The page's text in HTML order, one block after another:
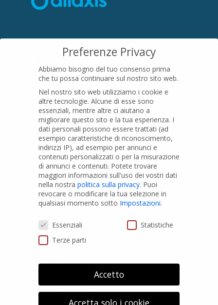
16015 Casella (GE) – Italy
01079200299
PRODOTTI
Tubi PVC
Raccordi PVC
Tubi e Raccordi in PVC-A
Pozzi Artesiani
Privacy Policy
GDPR Personal data
Preferenze Privacy
Abbiamo bisogno del tuo consenso prima
che tu possa continuare sul nostro sito web.
Nel nostro sito web utilizziamo i cookie e
altre tecnologie. Alcune di esse sono
essenziali, mentre altre ci aiutano a
migliorare questo sito e la tua esperienza. I
dati personali possono essere trattati (ad
esempio caratteristiche di riconoscimento,
indirizzi IP), ad esempio per annunci e
contenuti personalizzati o per la misurazione
di annunci e contenuti. Potete trovare
maggiori informazioni sull'uso dei vostri dati
nella nostra politica sulla privacy. Puoi
revocare o modificare la tua selezione in
qualsiasi momento sotto Impostazioni.
Preferenze Privacy
Essenziali
Statistiche
Terze parti
Accetto